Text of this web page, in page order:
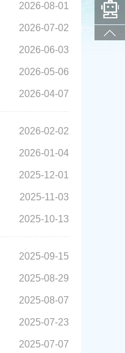
2026-08-01
2026-07-02
2026-06-03
2026-05-06
2026-04-07
2026-02-02
2026-01-04
2025-12-01
2025-11-03
2025-10-13
2025-09-15
2025-08-29
2025-08-07
2025-07-23
2025-07-07